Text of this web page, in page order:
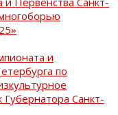
и
по
Санкт-